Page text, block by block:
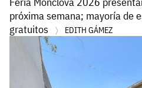
próxima semana; mayoría de
gratuitos
EDITH GÁMEZ